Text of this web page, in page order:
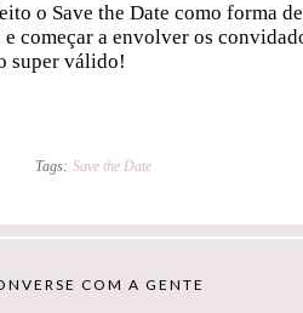
o Save the Date como forma de
e começar a envolver os
super válido!
Tags: Save the Date
COM A GENTE